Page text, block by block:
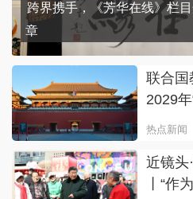
跨界携手，《芳华在线》栏
章
联合国
2029
热点新闻
近镜头
丨“作